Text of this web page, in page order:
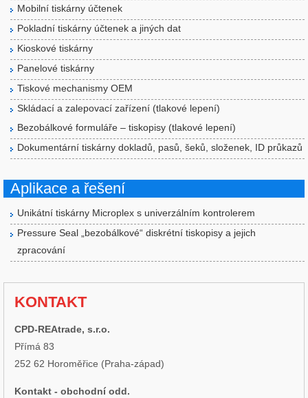
Mobilní tiskárny účtenek
Pokladní tiskárny účtenek a jiných dat
Kioskové tiskárny
Panelové tiskárny
Tiskové mechanismy OEM
Skládací a zalepovací zařízení (tlakové lepení)
Bezobálkové formuláře – tiskopisy (tlakové lepení)
Dokumentární tiskárny dokladů, pasů, šeků, složenek, ID průkazů
Aplikace a řešení
Unikátní tiskárny Microplex s univerzálním kontrolerem
Pressure Seal „bezobálkové“ diskrétní tiskopisy a jejich
zpracování
KONTAKT
CPD-REAtrade, s.r.o.
Přímá 83
252 62 Horoměřice (Praha-západ)
Kontakt - obchodní odd.